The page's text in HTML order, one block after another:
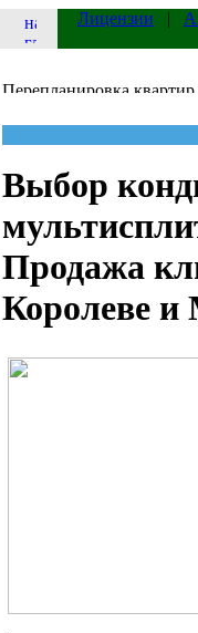
Лицензии |
Выбор
Продажа
Королеве